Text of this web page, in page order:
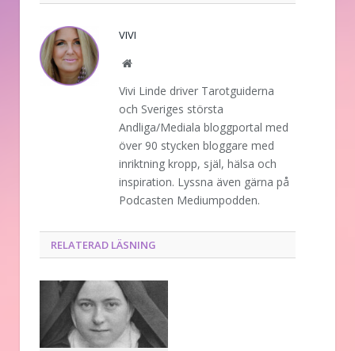
VIVI
Website
Vivi Linde driver Tarotguiderna
och Sveriges största
Andliga/Mediala bloggportal med
över 90 stycken bloggare med
inriktning kropp, själ, hälsa och
inspiration. Lyssna även gärna på
Podcasten Mediumpodden.
RELATERAD LÄSNING